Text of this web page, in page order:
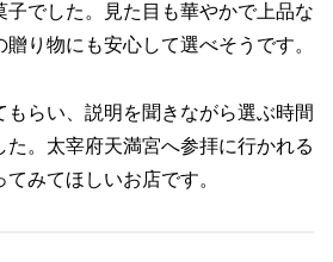
子でした。見た目も華やかで上品な
り物にも安心して選べそうです。
らい、説明を聞きながら選ぶ時間
た。太宰府天満宮へ参拝に行かれる
みてほしいお店です。